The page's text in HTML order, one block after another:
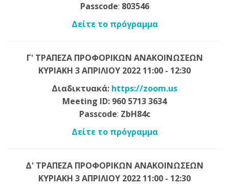
Passcode: 803546
Δείτε το πρόγραμμα
Γ' ΤΡΑΠΕΖΑ ΠΡΟΦΟΡΙΚΩΝ ΑΝΑΚΟΙΝΩΣΕΩΝ
ΚΥΡΙΑΚΗ 3 ΑΠΡΙΛΙΟΥ 2022 11:00 - 12:30
Διαδικτυακά: https://zoom.us
Meeting ID: 960 5713 3634
Passcode: ZbH84c
Δείτε το πρόγραμμα
Δ' ΤΡΑΠΕΖΑ ΠΡΟΦΟΡΙΚΩΝ ΑΝΑΚΟΙΝΩΣΕΩΝ
ΚΥΡΙΑΚΗ 3 ΑΠΡΙΛΙΟΥ 2022 11:00 - 12:30